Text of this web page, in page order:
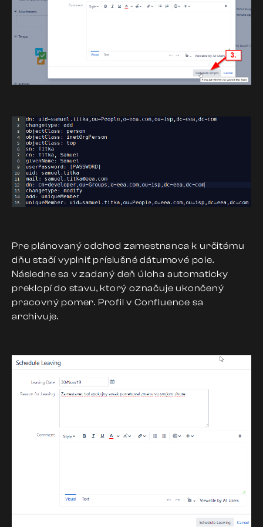
Pre plánovaný odchod zamestnanca k určitému
dňu stačí vyplniť príslušné dátumové pole.
Následne sa v zadaný deň úloha automaticky
preklopí do stavu, ktorý označuje ukončený
pracovný pomer. Profil v Confluence sa
archivuje.